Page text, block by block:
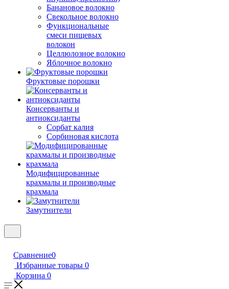
Банановое волокно
Свекольное волокно
Функциональные
смеси пищевых
волокон
Целлюлозное волокно
Яблочное волокно
Фруктовые порошки
Консерванты и
антиоксиданты
Сорбат калия
Сорбиновая кислота
Модифицированные
крахмалы и производные
крахмала
Замутнители
Сравнение0
Избранные товары 0
Корзина 0